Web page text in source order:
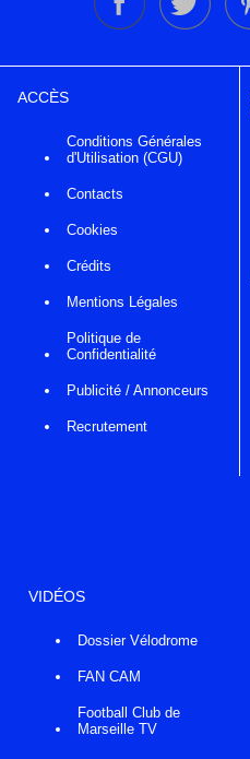
ACCÈS
Conditions Générales
d'Utilisation (CGU)
Contacts
Cookies
Crédits
Mentions Légales
Politique de
Confidentialité
Publicité / Annonceurs
Recrutement
VIDÉOS
Dossier Vélodrome
FAN CAM
Football Club de
Marseille TV